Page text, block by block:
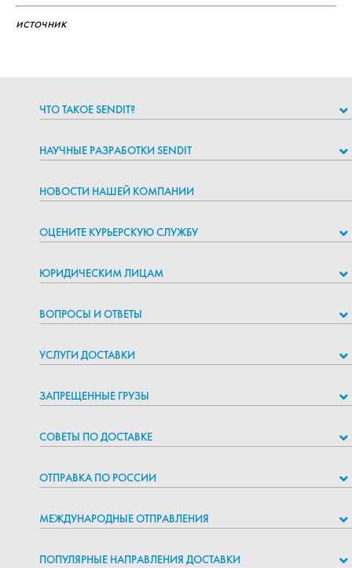
ЧТО ТАКОЕ SENDIT?
НАУЧНЫЕ РАЗРАБОТКИ SENDIT
НОВОСТИ НАШЕЙ КОМПАНИИ
ОЦЕНИТЕ КУРЬЕРСКУЮ СЛУЖБУ
ЮРИДИЧЕСКИМ ЛИЦАМ
ВОПРОСЫ И ОТВЕТЫ
УСЛУГИ ДОСТАВКИ
ЗАПРЕЩЕННЫЕ ГРУЗЫ
СОВЕТЫ ПО ДОСТАВКЕ
ОТПРАВКА ПО РОССИИ
МЕЖДУНАРОДНЫЕ ОТПРАВЛЕНИЯ
ПОПУЛЯРНЫЕ НАПРАВЛЕНИЯ ДОСТАВКИ
источник